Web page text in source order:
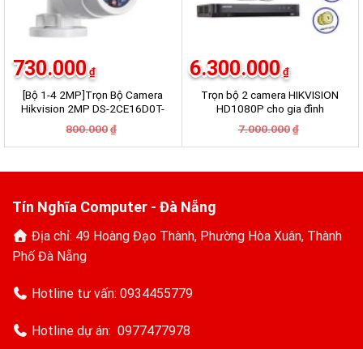
[Bộ 1-4 2MP]Trọn Bộ Camera
Hikvision 2MP DS-2CE16D0T-
IRP HD 1080P – Hàng chính
hãng
800.000 ₫
là:
730.000 ₫
tại
730.000₫.
Trọn bộ 2 camera HIKVISION
HD1080P cho gia đình
(SILVER H2020-1)
7.000.000 ₫
là:
6.300.000 ₫
tại
6.300.000₫.
Tín Nghĩa Computer - Đà Nẵng
Địa chỉ: 49 Hoàng Đạo Thành, Phường Hòa Xuân, Thành
Phố Đà Nẵng
Hotline tư vấn: 0934455779
Hotline dự án: 0977477978